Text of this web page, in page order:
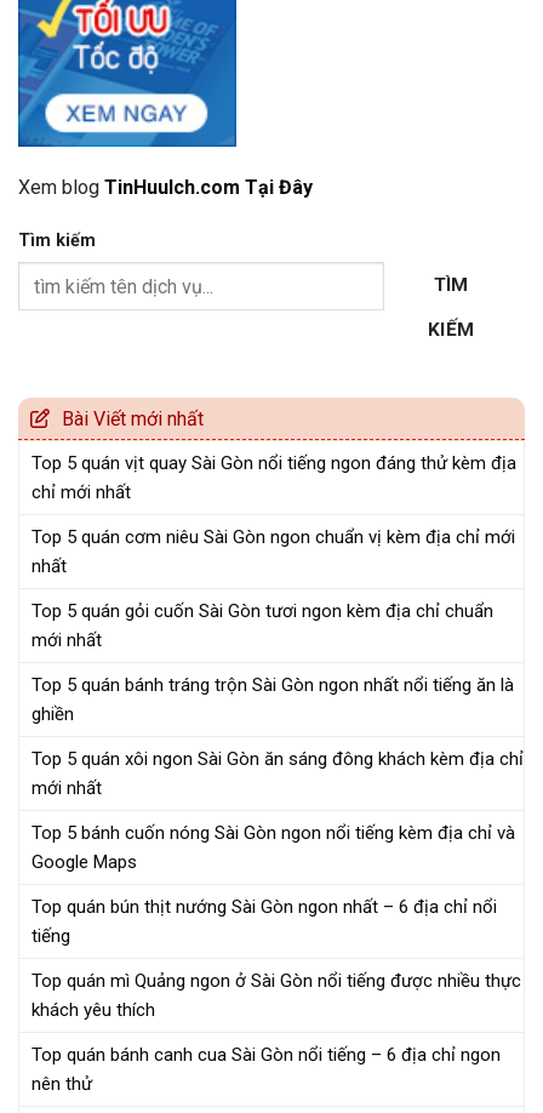
Xem blog TinHuuIch.com Tại Đây
Tìm kiếm
TÌM
KIẾM
Bài Viết mới nhất
Top 5 quán vịt quay Sài Gòn nổi tiếng ngon đáng thử kèm địa
chỉ mới nhất
Top 5 quán cơm niêu Sài Gòn ngon chuẩn vị kèm địa chỉ mới
nhất
Top 5 quán gỏi cuốn Sài Gòn tươi ngon kèm địa chỉ chuẩn
mới nhất
Top 5 quán bánh tráng trộn Sài Gòn ngon nhất nổi tiếng ăn là
ghiền
Top 5 quán xôi ngon Sài Gòn ăn sáng đông khách kèm địa chỉ
mới nhất
Top 5 bánh cuốn nóng Sài Gòn ngon nổi tiếng kèm địa chỉ và
Google Maps
Top quán bún thịt nướng Sài Gòn ngon nhất – 6 địa chỉ nổi
tiếng
Top quán mì Quảng ngon ở Sài Gòn nổi tiếng được nhiều thực
khách yêu thích
Top quán bánh canh cua Sài Gòn nổi tiếng – 6 địa chỉ ngon
nên thử